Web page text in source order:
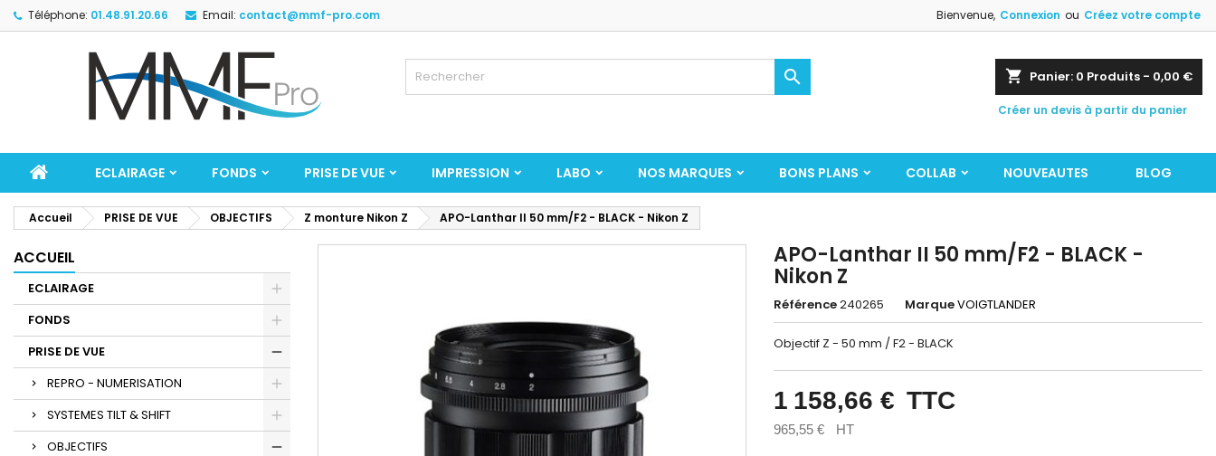
Téléphone: 01.48.91.20.66 Email: contact@mmf-pro.com Bienvenue, Connexion ou Créez votre compte
shopping_cart Panier: 0 Produits - 0,00 €
Créer un devis à partir du panier

ECLAIRAGE FONDS PRISE DE VUE IMPRESSION LABO NOS MARQUES BONS PLANS COLLAB NOUVEAUTES BLOG
Accueil PRISE DE VUE OBJECTIFS Z monture Nikon Z APO-Lanthar II 50 mm/F2 - BLACK - Nikon Z
ACCUEIL
ECLAIRAGE
FONDS
PRISE DE VUE
REPRO - NUMERISATION
SYSTEMES TILT & SHIFT
OBJECTIFS
APO-Lanthar II 50 mm/F2 - BLACK -
Nikon Z
Référence240265 MarqueVOIGTLANDER
Objectif Z - 50 mm / F2 - BLACK
1 158,66 € TTC
965,55 € HT